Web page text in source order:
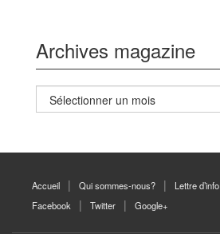
Archives magazine
Archives
magazine
Accueil Qui sommes-nous? Lettre d’info
Facebook
Twitter Google+